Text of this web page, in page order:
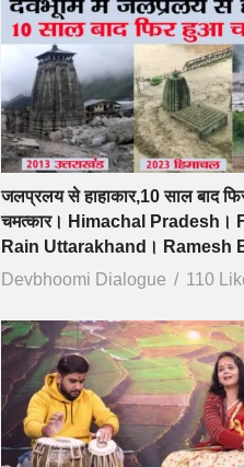
जलप्रलय से हाहाकार,10 साल बाद
चमत्कार। Himachal Pradesh।
Rain Uttarakhand। Ramesh
Devbhoomi Dialogue
110